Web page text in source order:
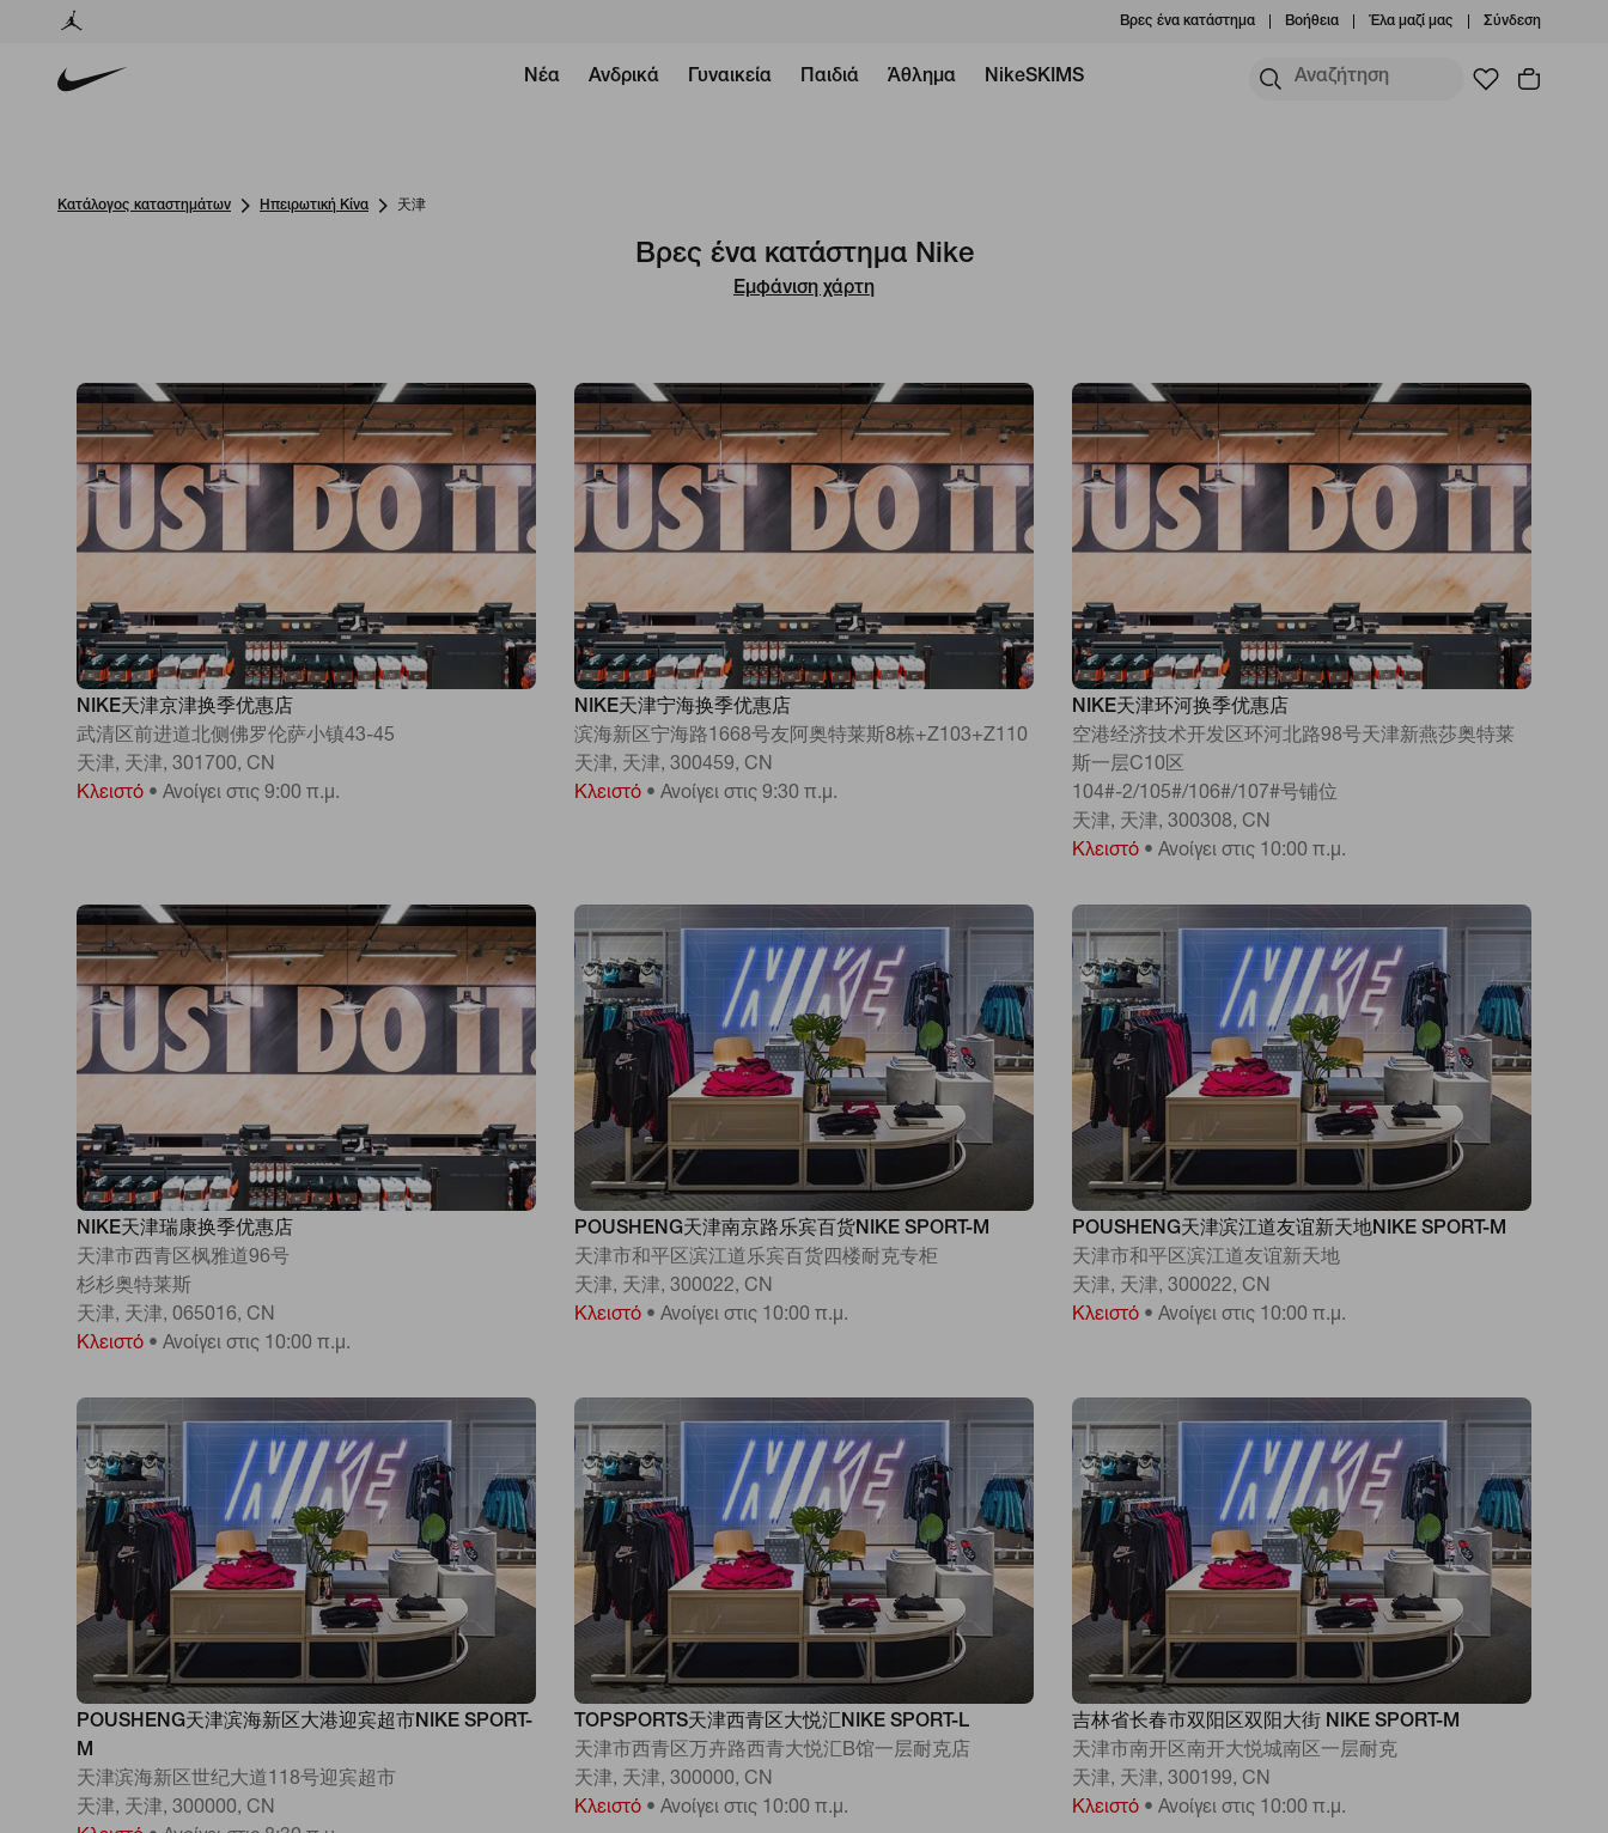
Βρες ένα κατάστημα Βοήθεια Έλα μαζί μας Σύνδεση
Νέα Ανδρικά Γυναικεία Παιδιά Άθλημα NikeSKIMS
Κατάλογος καταστημάτων Ηπειρωτική Κίνα 天津
Βρες ένα κατάστημα Nike
Εμφάνιση χάρτη
NIKE天津京津换季优惠店
武清区前进道北侧佛罗伦萨小镇43-45
天津, 天津, 301700, CN
Κλειστό • Ανοίγει στις 9:00 π.μ.
NIKE天津宁海换季优惠店
滨海新区宁海路1668号友阿奥特莱斯8栋+Z103+Z110
天津, 天津, 300459, CN
Κλειστό • Ανοίγει στις 9:30 π.μ.
NIKE天津环河换季优惠店
空港经济技术开发区环河北路98号天津新燕莎奥特莱
斯一层C10区
104#-2/105#/106#/107#号铺位
天津, 天津, 300308, CN
Κλειστό • Ανοίγει στις 10:00 π.μ.
NIKE天津瑞康换季优惠店
天津市西青区枫雅道96号
杉杉奥特莱斯
天津, 天津, 065016, CN
Κλειστό • Ανοίγει στις 10:00 π.μ.
POUSHENG天津南京路乐宾百货NIKE SPORT-M
天津市和平区滨江道乐宾百货四楼耐克专柜
天津, 天津, 300022, CN
Κλειστό • Ανοίγει στις 10:00 π.μ.
POUSHENG天津滨江道友谊新天地NIKE SPORT-M
天津市和平区滨江道友谊新天地
天津, 天津, 300022, CN
Κλειστό • Ανοίγει στις 10:00 π.μ.
POUSHENG天津滨海新区大港迎宾超市NIKE SPORT-
M
天津滨海新区世纪大道118号迎宾超市
天津, 天津, 300000, CN
TOPSPORTS天津西青区大悦汇NIKE SPORT-L
天津市西青区万卉路西青大悦汇B馆一层耐克店
天津, 天津, 300000, CN
Κλειστό • Ανοίγει στις 10:00 π.μ.
吉林省长春市双阳区双阳大街 NIKE SPORT-M
天津市南开区南开大悦城南区一层耐克
天津, 天津, 300199, CN
Κλειστό • Ανοίγει στις 10:00 π.μ.